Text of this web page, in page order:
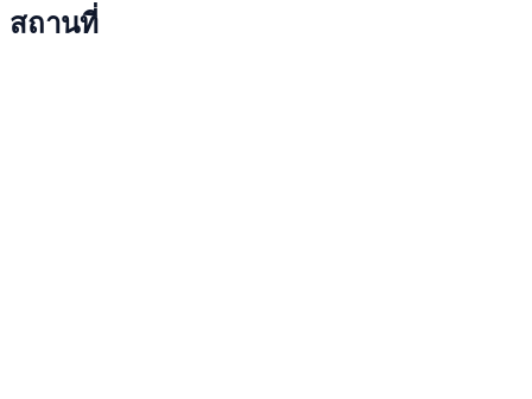
สถานที่